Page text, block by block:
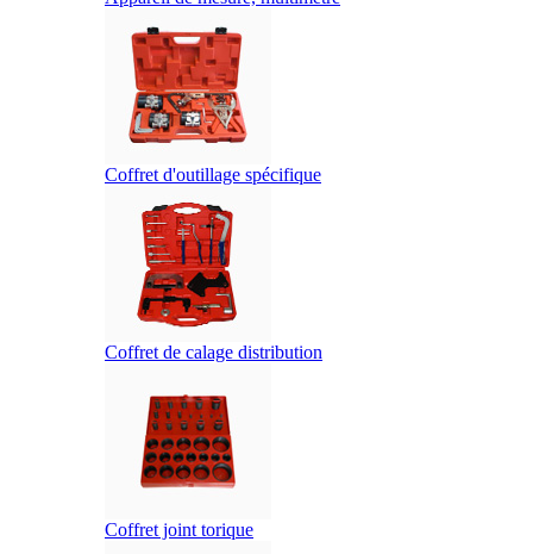
Coffret d'outillage spécifique
Coffret de calage distribution
Coffret joint torique